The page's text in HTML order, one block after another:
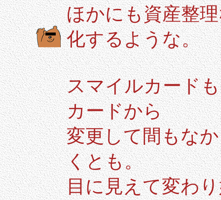
ほかにも資産整
化するような。
スマイルカード
カードから
変更して間もな
くとも。
目に見えて変わ